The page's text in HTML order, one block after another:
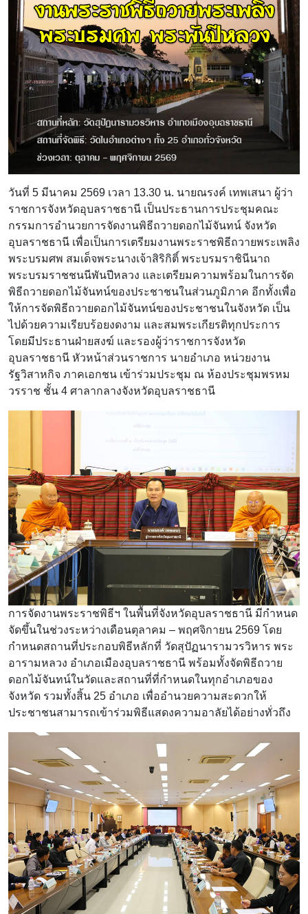
วันที่ 5 มีนาคม 2569 เวลา 13.30 น. นายณรงค์ เทพเสนา ผู้ว่า
ราชการจังหวัดอุบลราชธานี เป็นประธานการประชุมคณะ
กรรมการอำนวยการจัดงานพิธีถวายดอกไม้จันทน์ จังหวัด
อุบลราชธานี เพื่อเป็นการเตรียมงานพระราชพิธีถวายพระเพลิง
พระบรมศพ สมเด็จพระนางเจ้าสิริกิติ์ พระบรมราชินีนาถ
พระบรมราชชนนีพันปีหลวง และเตรียมความพร้อมในการจัด
พิธีถวายดอกไม้จันทน์ของประชาชนในส่วนภูมิภาค อีกทั้งเพื่อ
ให้การจัดพิธีถวายดอกไม้จันทน์ของประชาชนในจังหวัด เป็น
ไปด้วยความเรียบร้อยงดงาม และสมพระเกียรติทุกประการ
โดยมีประธานฝ่ายสงฆ์ และรองผู้ว่าราชการจังหวัด
อุบลราชธานี หัวหน้าส่วนราชการ นายอำเภอ หน่วยงาน
รัฐวิสาหกิจ ภาคเอกชน เข้าร่วมประชุม ณ ห้องประชุมพรหม
วรราช ชั้น 4 ศาลากลางจังหวัดอุบลราชธานี
การจัดงานพระราชพิธีฯ ในพื้นที่จังหวัดอุบลราชธานี มีกำหนด
จัดขึ้นในช่วงระหว่างเดือนตุลาคม – พฤศจิกายน 2569 โดย
กำหนดสถานที่ประกอบพิธีหลักที่ วัดสุปัฏนารามวรวิหาร พระ
อารามหลวง อำเภอเมืองอุบลราชธานี พร้อมทั้งจัดพิธีถวาย
ดอกไม้จันทน์ในวัดและสถานที่ที่กำหนดในทุกอำเภอของ
จังหวัด รวมทั้งสิ้น 25 อำเภอ เพื่ออำนวยความสะดวกให้
ประชาชนสามารถเข้าร่วมพิธีแสดงความอาลัยได้อย่างทั่วถึง